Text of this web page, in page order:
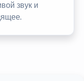
звук и